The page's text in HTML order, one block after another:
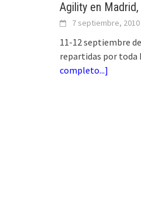
Agility en
7 septiembre, 2010
11-12 septiembre
repartidas por toda
completo...]